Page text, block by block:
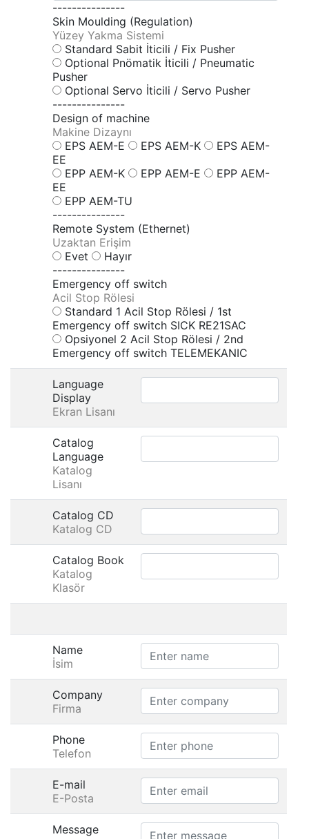
---------------
Skin Moulding (Regulation)
Yüzey Yakma Sistemi
Standard Sabit İticili / Fix Pusher
Optional Pnömatik İticili / Pneumatic
Pusher
Optional Servo İticili / Servo Pusher
---------------
Design of machine
Makine Dizaynı
EPS AEM-E
EPS AEM-K
EPS AEM-
EE
EPP AEM-K
EPP AEM-E
EPP AEM-
EE
EPP AEM-TU
---------------
Remote System (Ethernet)
Uzaktan Erişim
Evet
Hayır
---------------
Emergency off switch
Acil Stop Rölesi
Standard 1 Acil Stop Rölesi / 1st
Emergency off switch SICK RE21SAC
Opsiyonel 2 Acil Stop Rölesi / 2nd
Emergency off switch TELEMEKANIC
Language
Display
Ekran Lisanı
Catalog
Language
Katalog
Lisanı
Catalog CD
Katalog CD
Catalog Book
Katalog
Klasör
Name
İsim
Company
Firma
Phone
Telefon
E-mail
E-Posta
Message